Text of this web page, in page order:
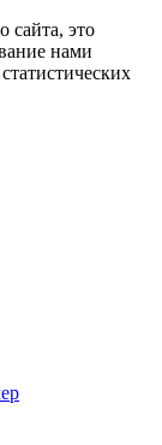
сайта, это
нами